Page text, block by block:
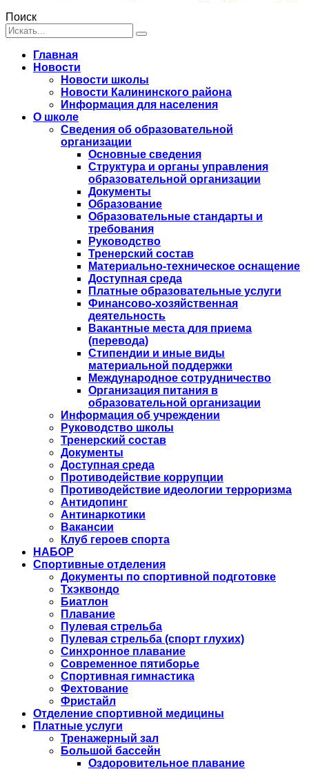
Поиск
Главная
Новости
Новости школы
Новости Калининского района
Информация для населения
О школе
Сведения об образовательной
организации
Основные сведения
Структура и органы управления
образовательной организации
Документы
Образование
Образовательные стандарты и
требования
Руководство
Тренерский состав
Материально-техническое оснащение
Доступная среда
Платные образовательные услуги
Финансово-хозяйственная
деятельность
Вакантные места для приема
(перевода)
Стипендии и иные виды
материальной поддержки
Международное сотрудничество
Организация питания в
образовательной организации
Информация об учреждении
Руководство школы
Тренерский состав
Документы
Доступная среда
Противодействие коррупции
Противодействие идеологии терроризма
Антидопинг
Антинаркотики
Вакансии
Клуб героев спорта
НАБОР
Спортивные отделения
Документы по спортивной подготовке
Тхэквондо
Биатлон
Плавание
Пулевая стрельба
Пулевая стрельба (спорт глухих)
Синхронное плавание
Современное пятиборье
Спортивная гимнастика
Фехтование
Фристайл
Отделение спортивной медицины
Платные услуги
Тренажерный зал
Большой бассейн
Оздоровительное плавание